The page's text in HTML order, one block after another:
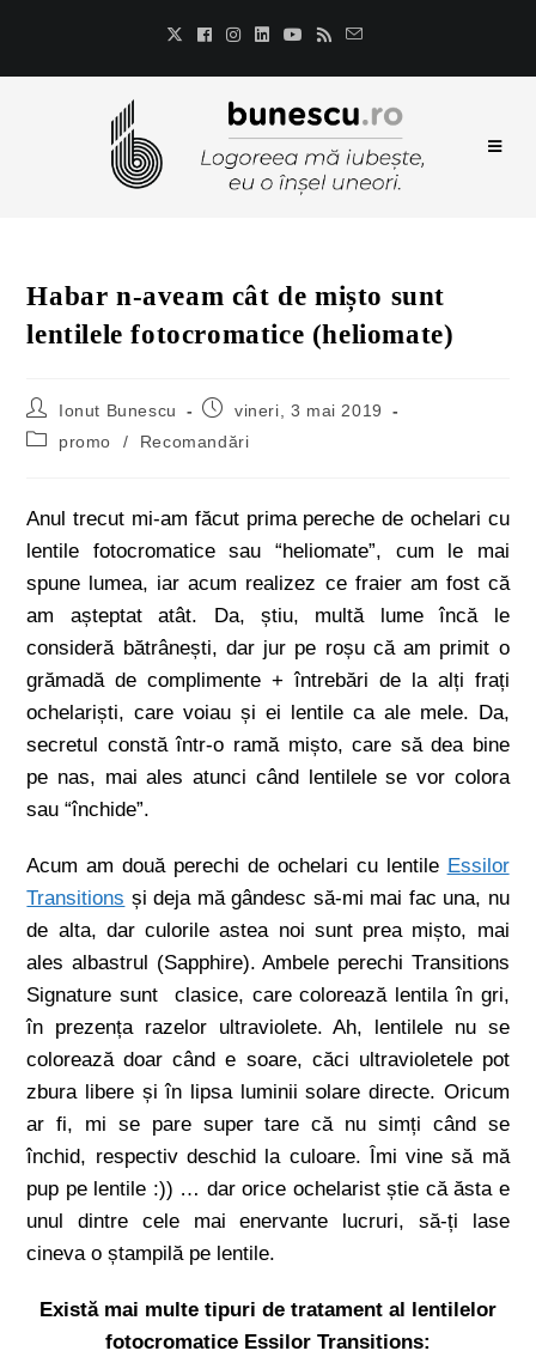
Habar n-aveam cât de mișto sunt
lentilele fotocromatice (heliomate)
Ionut Bunescu
vineri, 3 mai 2019
promo
/ Recomandări
Anul trecut mi-am făcut prima pereche de ochelari cu
lentile fotocromatice sau “heliomate”, cum le mai
spune lumea, iar acum realizez ce fraier am fost că
am așteptat atât. Da, știu, multă lume încă le
consideră bătrânești, dar jur pe roșu că am primit o
grămadă de complimente + întrebări de la alți frați
ochelariști, care voiau și ei lentile ca ale mele. Da,
secretul constă într-o ramă mișto, care să dea bine
pe nas, mai ales atunci când lentilele se vor colora
sau “închide”.
Acum am două perechi de ochelari cu lentile Essilor
Transitions și deja mă gândesc să-mi mai fac una, nu
de alta, dar culorile astea noi sunt prea mișto, mai
ales albastrul (Sapphire). Ambele perechi Transitions
Signature sunt clasice, care colorează lentila în gri,
în prezența razelor ultraviolete. Ah, lentilele nu se
colorează doar când e soare, căci ultravioletele pot
zbura libere și în lipsa luminii solare directe. Oricum
ar fi, mi se pare super tare că nu simți când se
închid, respectiv deschid la culoare. Îmi vine să mă
pup pe lentile :)) … dar orice ochelarist știe că ăsta e
unul dintre cele mai enervante lucruri, să-ți lase
cineva o ștampilă pe lentile.
Există mai multe tipuri de tratament al lentilelor
fotocromatice Essilor Transitions: